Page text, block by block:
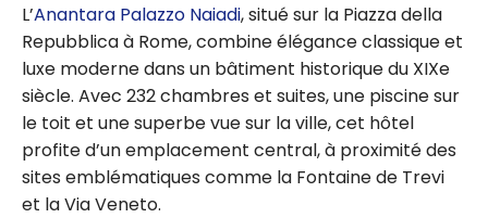
L’Anantara Palazzo Naiadi, situé sur la Piazza della
Repubblica à Rome, combine élégance classique et
luxe moderne dans un bâtiment historique du XIXe
siècle. Avec 232 chambres et suites, une piscine sur
le toit et une superbe vue sur la ville, cet hôtel
profite d’un emplacement central, à proximité des
sites emblématiques comme la Fontaine de Trevi
et la Via Veneto.